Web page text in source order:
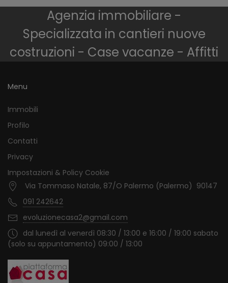
Agenzia immobiliare -
Specializzata in cantieri nuove
costruzioni - Case vacanze - Affitti
Menu
Immobili
Profilo
Contatti
Privacy
Impostazioni & Policy Cookie
Via Tommaso Natale, 87/O Palermo (Palermo) 90147
091 242642
evoluzionecasa2@gmail.com
dal lunedì al venerdì 08:30 / 13:00 e 16:00 / 19:00 sabato
(solo su appuntamento) 09:00 / 13:00